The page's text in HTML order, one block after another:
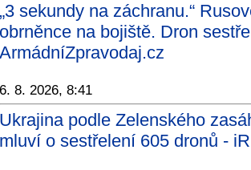
„3 sekundy na záchranu.“
obrněnce na bojiště. Dron
ArmádníZpravodaj.cz
6. 8. 2026, 8:41
Ukrajina podle Zelenského
mluví o sestřelení 605 dronů -